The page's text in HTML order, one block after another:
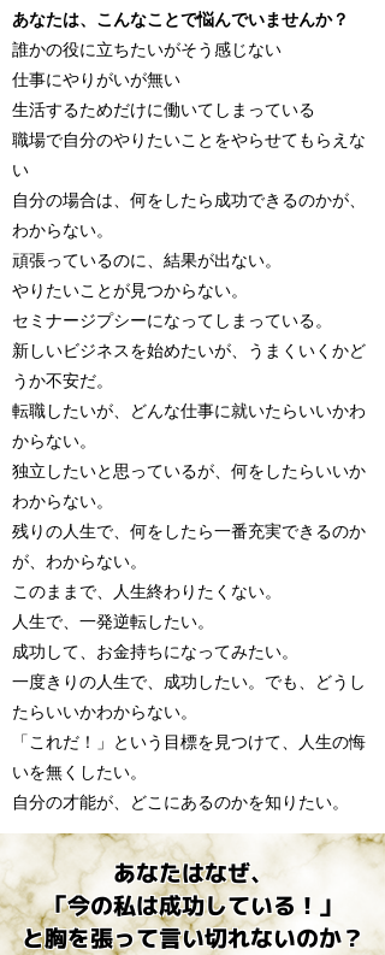
あなたは、こんなことで悩んでいませんか？
誰かの役に立ちたいがそう感じない
仕事にやりがいが無い
生活するためだけに働いてしまっている
職場で自分のやりたいことをやらせてもらえな
い
自分の場合は、何をしたら成功できるのかが、
わからない。
頑張っているのに、結果が出ない。
やりたいことが見つからない。
セミナージプシーになってしまっている。
新しいビジネスを始めたいが、うまくいくかど
うか不安だ。
転職したいが、どんな仕事に就いたらいいかわ
からない。
独立したいと思っているが、何をしたらいいか
わからない。
残りの人生で、何をしたら一番充実できるのか
が、わからない。
このままで、人生終わりたくない。
人生で、一発逆転したい。
成功して、お金持ちになってみたい。
一度きりの人生で、成功したい。でも、どうし
たらいいかわからない。
「これだ！」という目標を見つけて、人生の悔
いを無くしたい。
自分の才能が、どこにあるのかを知りたい。
あなたはなぜ、
「今の私は成功している！」
と胸を張って言い切れないのか？